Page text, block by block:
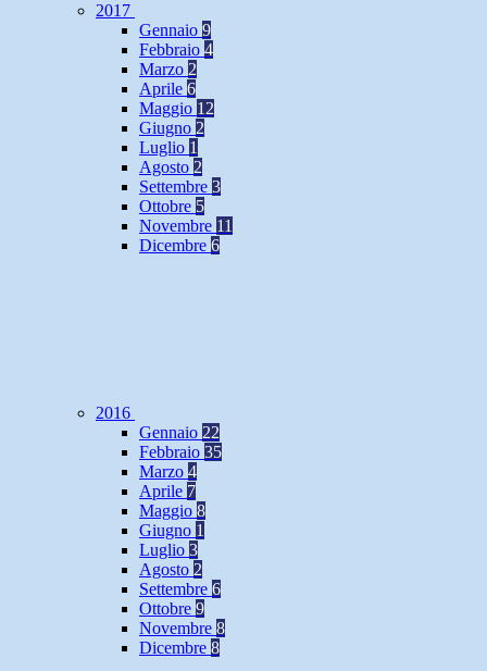
2017
Gennaio 9
Febbraio 4
Marzo 2
Aprile 6
Maggio 12
Giugno 2
Luglio 1
Agosto 2
Settembre 3
Ottobre 5
Novembre 11
Dicembre 6
2016
Gennaio 22
Febbraio 35
Marzo 4
Aprile 7
Maggio 8
Giugno 1
Luglio 3
Agosto 2
Settembre 6
Ottobre 9
Novembre 8
Dicembre 8